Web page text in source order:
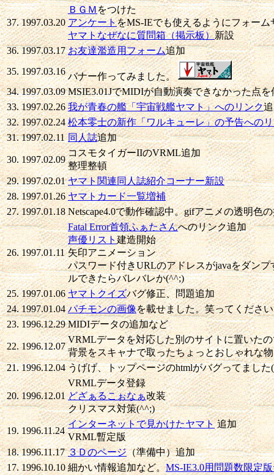
37. 1997.03.20
ＢＧＭをつけた
アンケートをMS-IEでも使えるようにフォー
ヤマトなぜなに質問箱（掲示板）新設
36. 1997.03.17 お友達濫造用フォーム追加
35. 1997.03.16 バナー作ってみました。
34. 1997.03.09 MSIE3.01JでMIDIが自動演奏できなかった点
33. 1997.02.26 我が青春の艦「宇宙戦艦ヤマト」へのリンク
32. 1997.02.24 松本零士の新作「ワルキューレ」の予告への
31. 1997.02.11 同人誌追加
30. 1997.02.09
コスモタイガーIIのVRML追加
整理整頓
29. 1997.02.01 ヤマト関連同人誌紹介コーナー新設
28. 1997.01.26 ヤマトカード一覧増補
27. 1997.01.18 Netscape4.0で動作確認中。gifアニメの透明色
26. 1997.01.11
Fatal Error首領ふぁたさんへのリンク追加
声優リスト建造開始
矢印アニメーション
パスワード付きURLのアドレスがjavaをダン
ルできたらバレバレか(^^;)
25. 1997.01.06 ヤマトクイズバグ修正、問題追加
24. 1997.01.04 パチモンの画像を載せました。笑ってくださ
23. 1996.12.29 MIDIデータの追加など
22. 1996.12.07
VRMLデータを対応した別のサイトに置いた
背景をスキャナで取ったちょっとおしゃれな
21. 1996.12.04 うげげ、トップページのhtmlがバグってまし
20. 1996.12.01
VRMLデータ登録
どざぁるこぉなぁ改装
クリスマス対策(^^;)
19. 1996.11.24
インターネットで見かけたヤマト追加
VRML暫定版
18. 1996.11.17 ３Ｄのページ（準備中）追加
17. 1996.10.10 細かい情報追加など。MS-IE3.0用問題数限定